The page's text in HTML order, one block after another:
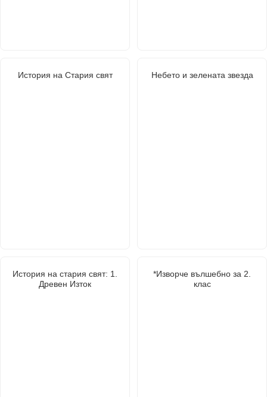
История на Стария свят Небето и зелената звезда
История на стария свят: 1.
Древен Изток
*Изворче вълшебно за 2.
клас